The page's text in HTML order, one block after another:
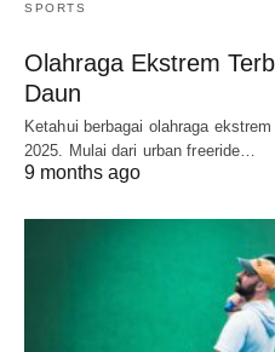
SPORTS
Olahraga Ekstrem
Daun
Ketahui berbagai olahraga
2025. Mulai dari urban freeride…
9 months ago